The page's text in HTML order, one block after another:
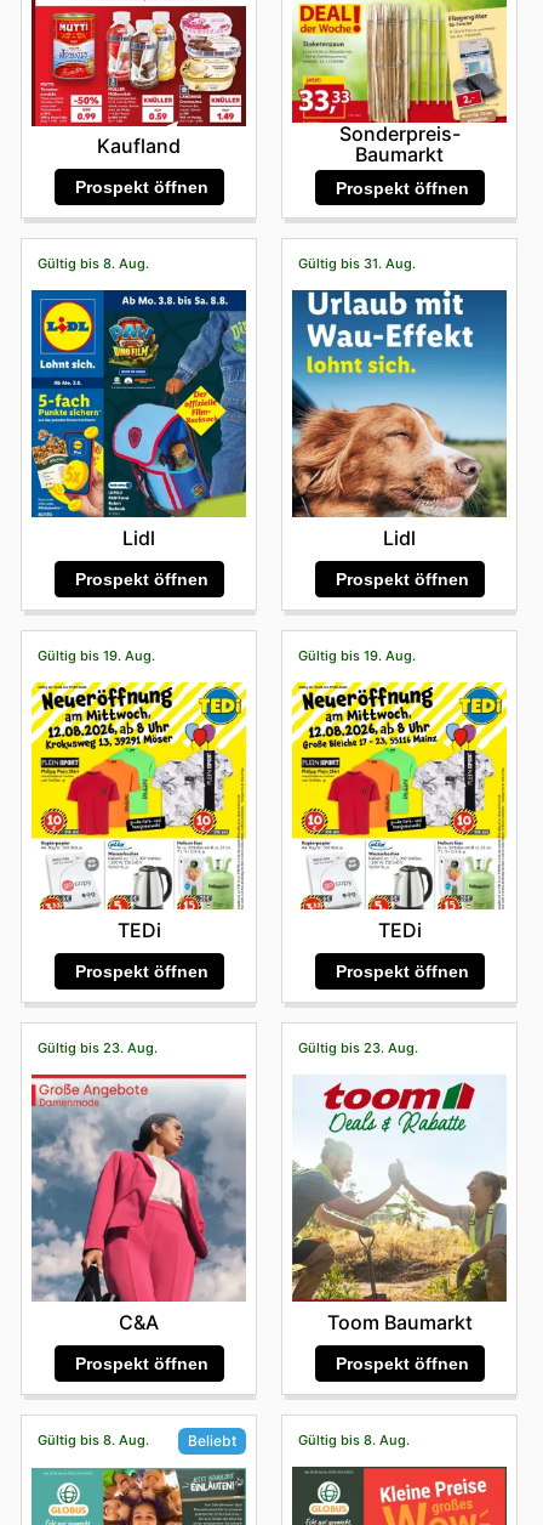
Kaufland
Prospekt öffnen
Sonderpreis-
Baumarkt
Prospekt öffnen
Gültig bis 8. Aug.
Lidl
Prospekt öffnen
Gültig bis 31. Aug.
Lidl
Prospekt öffnen
Gültig bis 19. Aug.
TEDi
Prospekt öffnen
Gültig bis 19. Aug.
TEDi
Prospekt öffnen
Gültig bis 23. Aug.
C&A
Prospekt öffnen
Gültig bis 23. Aug.
Toom Baumarkt
Prospekt öffnen
Gültig bis 8. Aug. Beliebt Gültig bis 8. Aug.